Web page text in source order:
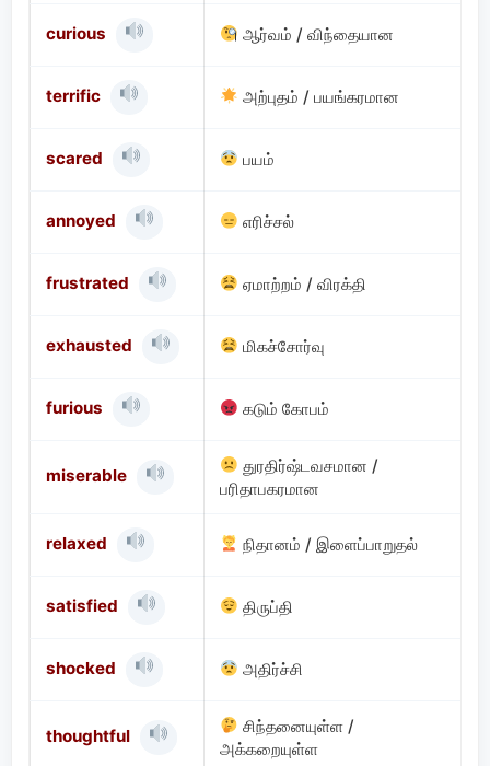
curious ஆர்வம் / விந்தையான
terrific அற்புதம் / பயங்கரமான
scared பயம்
annoyed எரிச்சல்
frustrated ஏமாற்றம் / விரக்தி
exhausted மிகச்சோர்வு
furious கடும் கோபம்
miserable
துரதிர்ஷ்டவசமான /
பரிதாபகரமான
relaxed நிதானம் / இளைப்பாறுதல்
satisfied திருப்தி
shocked அதிர்ச்சி
thoughtful
சிந்தனையுள்ள /
அக்கறையுள்ள